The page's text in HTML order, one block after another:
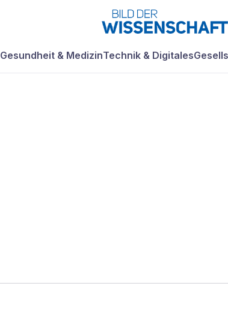
Gesundheit & MedizinTechnik & Digitales